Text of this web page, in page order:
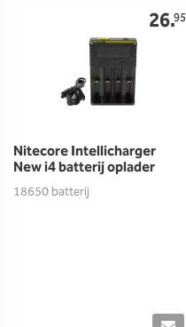
26.95
Nitecore Intellicharger
New i4 batterij oplader
18650 batterij